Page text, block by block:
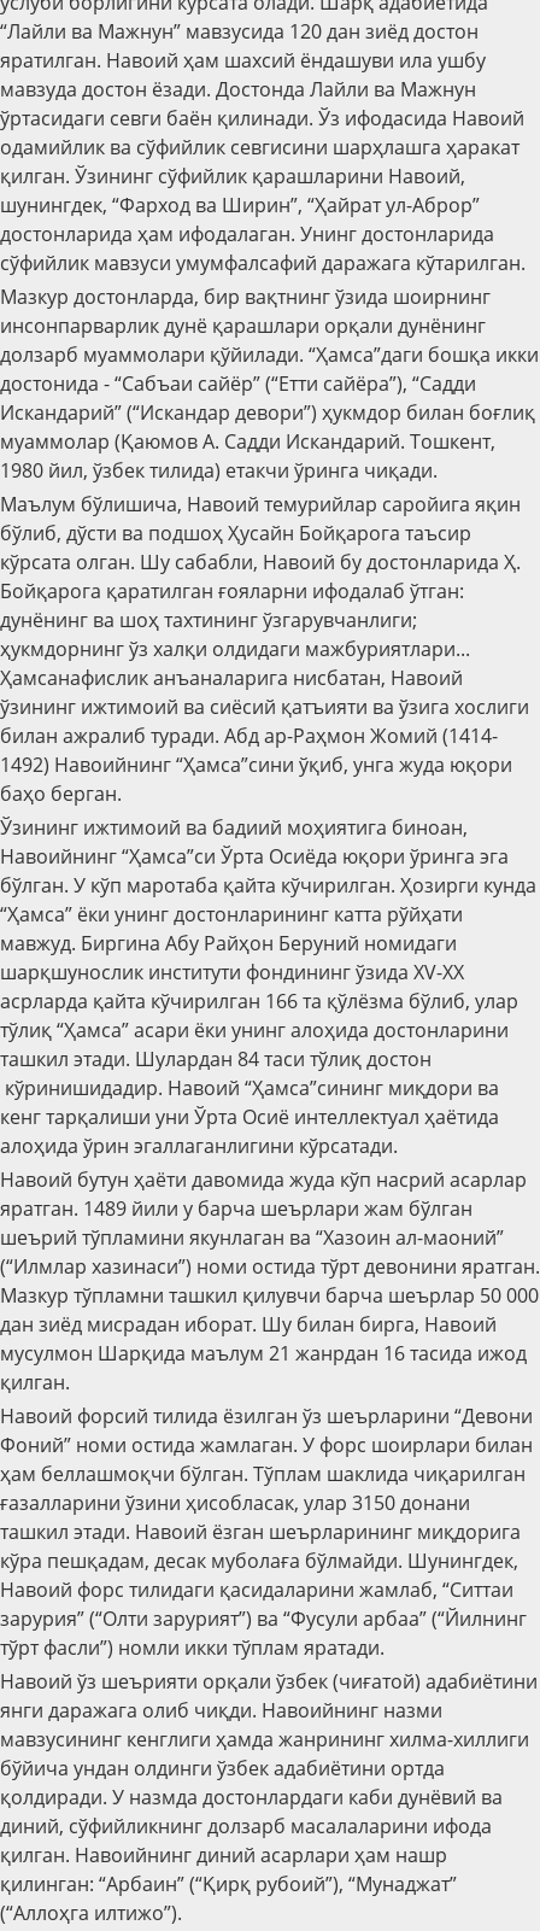
“Лайли ва Мажнун” мавзусида 120 дан зиёд достон
яратилган. Навоий ҳам шахсий ёндашуви ила ушбу
мавзуда достон ёзади. Достонда Лайли ва Мажнун
ўртасидаги севги баён қилинади. Ўз ифодасида Навоий
одамийлик ва сўфийлик севгисини шарҳлашга ҳаракат
қилган. Ўзининг сўфийлик қарашларини Навоий,
шунингдек, “Фарход ва Ширин”, “Ҳайрат ул-Аброр”
достонларида ҳам ифодалаган. Унинг достонларида
сўфийлик мавзуси умумфалсафий даражага кўтарилган.
Мазкур достонларда, бир вақтнинг ўзида шоирнинг
инсонпарварлик дунё қарашлари орқали дунёнинг
долзарб муаммолари қўйилади. “Ҳамса”даги бошқа икки
достонида - “Сабъаи сайёр” (“Етти сайёра”), “Садди
Искандарий” (“Искандар девори”) ҳукмдор билан боғлиқ
муаммолар (Қаюмов А. Садди Искандарий. Тошкент,
1980 йил, ўзбек тилида) етакчи ўринга чиқади.
Маълум бўлишича, Навоий темурийлар саройига яқин
бўлиб, дўсти ва подшоҳ Ҳусайн Бойқарога таъсир
кўрсата олган. Шу сабабли, Навоий бу достонларида Ҳ.
Бойқарога қаратилган ғояларни ифодалаб ўтган:
дунёнинг ва шоҳ тахтининг ўзгарувчанлиги;
ҳукмдорнинг ўз халқи олдидаги мажбуриятлари...
Ҳамсанафислик анъаналарига нисбатан, Навоий
ўзининг ижтимоий ва сиёсий қатъияти ва ўзига хослиги
билан ажралиб туради. Абд ар-Раҳмон Жомий (1414-
1492) Навоийнинг “Ҳамса”сини ўқиб, унга жуда юқори
баҳо берган.
Ўзининг ижтимоий ва бадиий моҳиятига биноан,
Навоийнинг “Ҳамса”си Ўрта Осиёда юқори ўринга эга
бўлган. У кўп маротаба қайта кўчирилган. Ҳозирги кунда
“Ҳамса” ёки унинг достонларининг катта рўйҳати
мавжуд. Биргина Абу Райҳон Беруний номидаги
шарқшунослик институти фондининг ўзида XV-XX
асрларда қайта кўчирилган 166 та қўлёзма бўлиб, улар
тўлиқ “Ҳамса” асари ёки унинг алоҳида достонларини
ташкил этади. Шулардан 84 таси тўлиқ достон
кўринишидадир. Навоий “Ҳамса”сининг миқдори ва
кенг тарқалиши уни Ўрта Осиё интеллектуал ҳаётида
алоҳида ўрин эгаллаганлигини кўрсатади.
Навоий бутун ҳаёти давомида жуда кўп насрий асарлар
яратган. 1489 йили у барча шеърлари жам бўлган
шеърий тўпламини якунлаган ва “Хазоин ал-маоний”
(“Илмлар хазинаси”) номи остида тўрт девонини яратган.
Мазкур тўпламни ташкил қилувчи барча шеърлар 50 000
дан зиёд мисрадан иборат. Шу билан бирга, Навоий
мусулмон Шарқида маълум 21 жанрдан 16 тасида ижод
қилган.
Навоий форсий тилида ёзилган ўз шеърларини “Девони
Фоний” номи остида жамлаган. У форс шоирлари билан
ҳам беллашмоқчи бўлган. Тўплам шаклида чиқарилган
ғазалларини ўзини ҳисобласак, улар 3150 донани
ташкил этади. Навоий ёзган шеърларининг миқдорига
кўра пешқадам, десак муболаға бўлмайди. Шунингдек,
Навоий форс тилидаги қасидаларини жамлаб, “Ситтаи
зарурия” (“Олти зарурият”) ва “Фусули арбаа” (“Йилнинг
тўрт фасли”) номли икки тўплам яратади.
Навоий ўз шеърияти орқали ўзбек (чиғатой) адабиётини
янги даражага олиб чиқди. Навоийнинг назми
мавзусининг кенглиги ҳамда жанрининг хилма-хиллиги
бўйича ундан олдинги ўзбек адабиётини ортда
қолдиради. У назмда достонлардаги каби дунёвий ва
диний, сўфийликнинг долзарб масалаларини ифода
қилган. Навоийнинг диний асарлари ҳам нашр
қилинган: “Арбаин” (“Қирқ рубоий”), “Мунаджат”
(“Аллоҳга илтижо”).